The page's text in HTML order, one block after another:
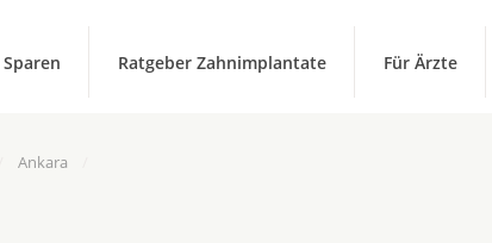
Ratgeber Zahnimplantate Für Ärzte
Ankara